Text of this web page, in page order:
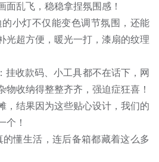
面乱飞，稳稳拿捏氛围感！
的小灯不仅能变色调节氛围，还能
光超方便，暖光一打，漆扇的纹理
挂收款码、小工具都不在话下，网
物收纳得整整齐齐，强迫症狂喜！
，结果因为这些贴心设计，我们的
个！
懂生活，连后备箱都藏着这么多